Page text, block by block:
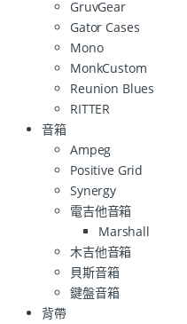
GruvGear
Gator Cases
Mono
MonkCustom
Reunion Blues
RITTER
音箱
Ampeg
Positive Grid
Synergy
電吉他音箱
Marshall
木吉他音箱
貝斯音箱
鍵盤音箱
背帶